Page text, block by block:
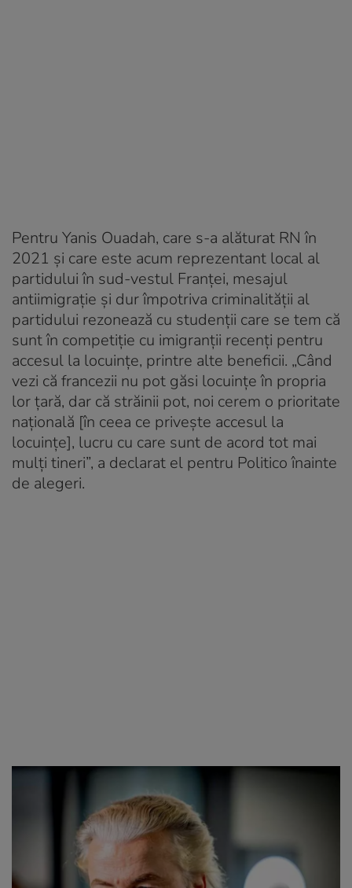
Pentru Yanis Ouadah, care s-a alăturat RN în
2021 și care este acum reprezentant local al
partidului în sud-vestul Franței, mesajul
antiimigrație și dur împotriva criminalității al
partidului rezonează cu studenții care se tem că
sunt în competiție cu imigranții recenți pentru
accesul la locuințe, printre alte beneficii. „Când
vezi că francezii nu pot găsi locuințe în propria
lor țară, dar că străinii pot, noi cerem o prioritate
națională [în ceea ce privește accesul la
locuințe], lucru cu care sunt de acord tot mai
mulți tineri”, a declarat el pentru Politico înainte
de alegeri.